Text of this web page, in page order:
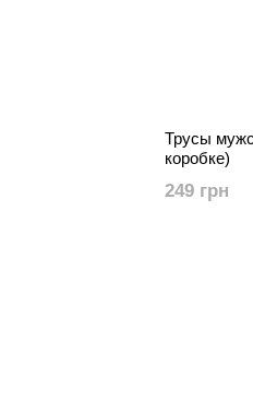
Трусы
коробке)
249 грн